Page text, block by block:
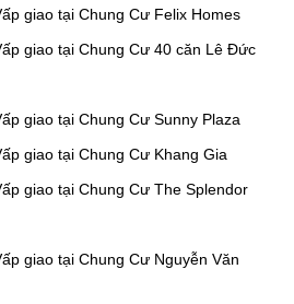
giao tại Chung Cư Felix Homes
giao tại Chung Cư 40 căn Lê Đức
giao tại Chung Cư Sunny Plaza
giao tại Chung Cư Khang Gia
giao tại Chung Cư The Splendor
giao tại Chung Cư Nguyễn Văn